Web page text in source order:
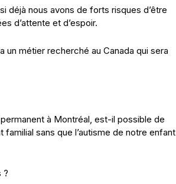
déjà nous avons de forts risques d’être
d’attente et d’espoir.
un métier recherché au Canada qui sera
à Montréal, est-il possible de
sans que l’autisme de notre enfant
?